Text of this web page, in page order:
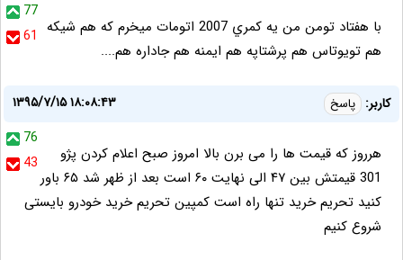
77
61 با هفتاد تومن من يه كمري 2007 اتومات ميخرم كه هم شيكه
هم تويوتاس هم پرشتاپه هم ايمنه هم جاداره هم....
کاربر: پاسخ
۱۳۹۵/۷/۱۵ ۱۸:۰۸:۴۳
76
43
هرروز که قیمت ها را می برن بالا امروز صبح اعلام کردن پژو
301 قیمتش بین ۴۷ الی نهایت ۶۰ است بعد از ظهر شد ۶۵ باور
کنید تحریم خرید تنها راه است کمپین تحریم خرید خودرو بایستی
شروع کنیم